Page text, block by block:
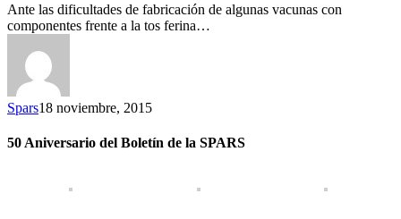
Ante las dificultades de fabricación de algunas vacunas con
componentes frente a la tos ferina…
Spars18 noviembre, 2015
50 Aniversario del Boletín de la SPARS